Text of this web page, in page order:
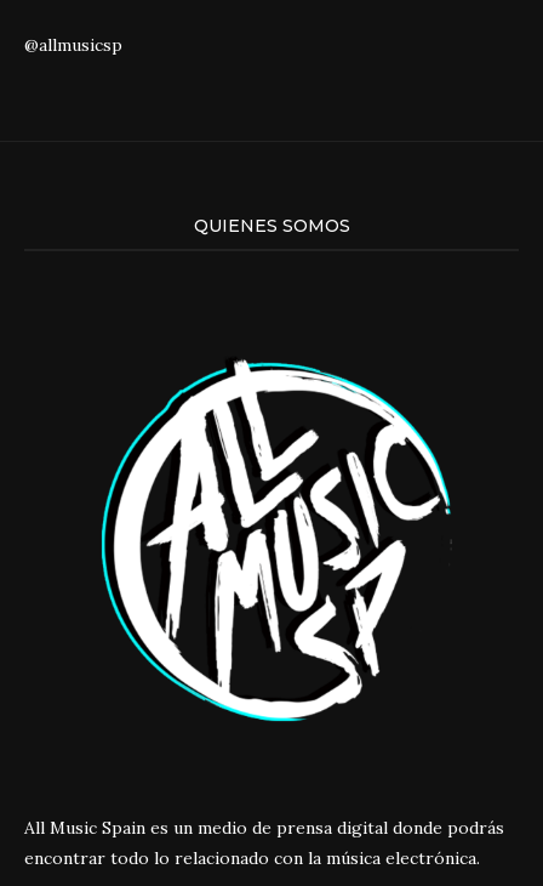
@allmusicsp
QUIENES SOMOS
All Music Spain es un medio de prensa digital donde podrás
encontrar todo lo relacionado con la música electrónica.